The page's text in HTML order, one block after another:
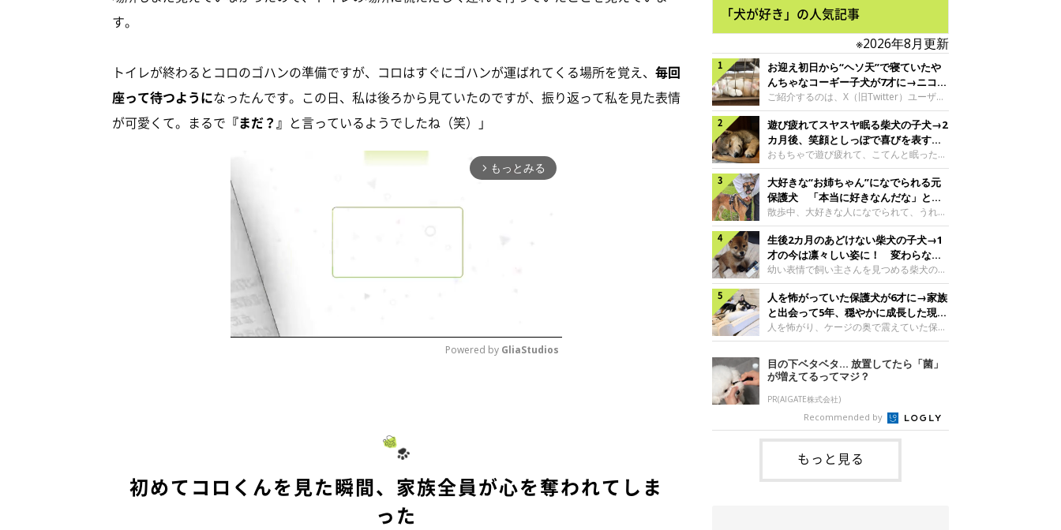
す。
トイレが終わるとコロのゴハンの準備ですが、コロはすぐにゴハンが運ばれてくる場所を覚え、 毎回
座って待つようになったんです。この日、私は後ろから見ていたのですが、振り返って私を見た表情
が可愛くて。まるで 『まだ？』 と言っているようでしたね（笑）」
arrow_forward_ios もっとみる
Powered by GliaStudios
初めてコロくんを見た瞬間、家族全員が心を奪われてしま
った
「犬が好き」の人気記事
※2026年8月更新
お迎え初日から“ヘソ天”で寝ていたや
んちゃなコーギー子犬が7才に→ニコニ
コ“コーギースマイル”が魅力のコに成
長！
ご紹介するのは、X（旧Twitter）ユーザー
＠Kus1oKg2vsgdWS2さんの愛犬でウェル
シュ・コーギー・ペンブロークの神楽ちゃ
ん。今年の8月で7才になるという神楽ちゃ
んですが、いったいどんな子犬時代を過ご
したのでしょうか。今回は、神楽ちゃんの
成長を飼い主さんと振り返ります！神楽ち
ゃんの成長について聞いた！お迎えから数
日後の神楽ちゃん（撮影時生後2カ月）＠
Kus1oKg2vsgdWS2――お迎え当初の神楽
ちゃんの様子について教えてください。飼
い主さん： 「お迎え当日から“ヘソ天”で寝
るようなコでし
遊び疲れてスヤスヤ眠る柴犬の子犬→2
カ月後、笑顔としっぽで喜びを表すコ
に成長！
おもちゃで遊び疲れて、こてんと眠った子
犬。あれから2カ月、表情や行動にさまざ
まな変化が見られるようになりました。遊
び疲れて眠る生後2カ月のなっちゃん遊び
疲れた様子のなっちゃん。@Pkndg_紹介
するのは、X（旧Twitter）ユーザー
@Pkndg_さんの愛犬・なっちゃん（取材
時、生後4カ月／柴犬）。こちらの写真
は、なっちゃんが生後2カ月のころに撮影
された一枚です。この日、なっちゃんは家
族と一緒におもちゃで遊んでいました。た
くさん遊んで疲れたのか、その後は眠り始
めたそうです。眠るなっちゃん。
@Pkndg_
大好きな“お姉ちゃん”になでられる元
保護犬 「本当に好きなんだな」と感
じる表情にほっこり
散歩中、大好きな人になでられて、うれし
そうな表情を見せる元保護犬。甘えるよう
な姿に、見ているこちらまでほっこりしま
す。大好きな“お姉ちゃん”に甘える小次郎
くん妹さんになでてもらい、うれしそうな
表情を見せる小次郎くん（2026年6月撮
影）。@mika_Jimmy紹介するのは、X（旧
Twitter）ユーザー@mika_Jimmyさんの愛
犬・小次郎くん（撮影時5才）。こちら
は、飼い主さんの妹さんと一緒に散歩をし
日、飼い主さんは実家から自宅へ帰る途
中、妹さんと公園で待ち合わせ
生後2カ月のあどけない柴犬の子犬→1
才の今は凛々しい姿に！ 変わらない
「くりくりおめめ」にもほっこり
幼い表情で飼い主さんを見つめる柴犬の子
犬。1才を迎えた現在はすっかり成犬らし
くなりましたが、子犬のころから変わらな
いところもあるそうです。家族に迎えたば
かりの小さな慎之介くん生後2カ月の慎之
介くん。@BLACKpurupuru紹介するの
@BLACKpurupuruさんの愛犬・慎之介く
ん（取材時1才／柴犬）です。こちらは、
慎之介くんが生後2カ月のころ、家族に迎
えて約2週間後に撮影された一枚。小さな
体とあどけない表情が印象的です。飼い主
さんの夫に抱っこされる慎之介くん。@B
人を怖がっていた保護犬が6才に→家族
と出会って5年、穏やかに成長した現在
の姿にグッとくる
人を怖がり、ケージの奥で震えていた保護
犬。家族と出会って5年、今では笑顔を見
せ、飼い主さんの娘さんにも少しずつ心を
開くようになりました。（写真左から）先
住犬・ライナちゃん、レオナちゃん。
@lina_and_leona紹介するのは、
Instagramユーザー@lina_and_leonaさん
の愛犬・レオナちゃん（取材時6才／柴犬
／写真右）です。穏やかで優しい表情を見
せる今の姿からは想像できませんが、レオ
ナちゃんには悲しい過去があるといいま
す。人が怖くてケージの中で震えていた家
目の下ベタベタ… 放置してたら「菌」
が増えてるってマジ？
PR(AIGATE株式会社)
Recommended by
もっと見る